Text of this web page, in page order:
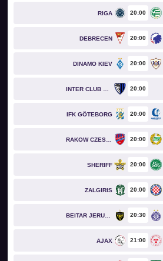
RIGA 20 00
DEBRECEN 20 00
DINAMO KIEV 20 00
20 00
IFK GÖTEBORG 20 00
RAKOW CZESTOCHOWA 20 00
SHERIFF 20 00
ZALGIRIS 20 00
BEITAR JERUSALEM 20 30
AJAX 21 00